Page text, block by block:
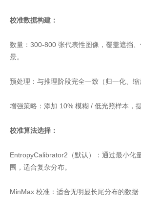
校准数据构建：
数量：300-800 张代表性图像，覆盖遮挡
景。
预处理：与推理阶段完全一致（归一化、缩
增强策略：添加 10% 模糊 / 低光照样本，
校准算法选择：
EntropyCalibrator2（默认）：通过最小化
围，适合复杂分布。
MinMax 校准：适合无明显长尾分布的数据